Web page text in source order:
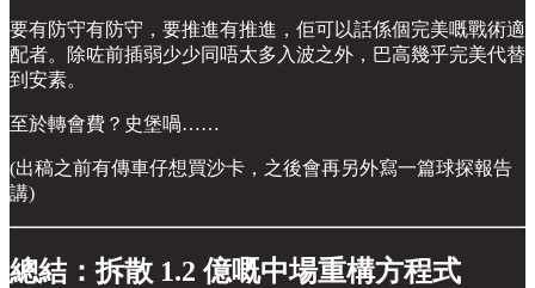
要有防守有防守，要推進有推進，佢可以話係個完美嘅戰術適
配者。除咗前插弱少少同唔太多入波之外，巴高幾乎完美代替
到安素。
至於轉會費？史堡喎……
(出稿之前有傳車仔想買沙卡，之後會再另外寫一篇球探報告
講)
總結：拆散 1.2 億嘅中場重構方程式